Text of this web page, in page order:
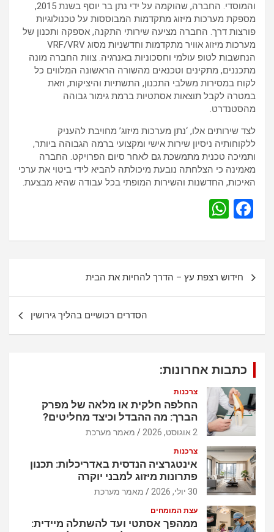
והמוסדי. החברה, שהוקמה על ידי נתן בר יוסף בשנת 2015,
מספקת מערכות מיזוג מתקדמות המבוססות על טכנולוגיות
פורצות דרך. החברה מציעה שירותי התקנה, אספקה ותכנון של
מערכות מיזוג אוויר מתקדמות וחדשניות מסוג VRF/VRV
הנחשבות לטופ עולמי וחסכוניות באנרגיה. צוות החברה מונה
מתכננים, מתקינים וטכנאים מהשורה הראשונה המלווים כל
לקוח במסירות משלבי התכנון, התשתיות והיציקות, וזאת
במטרה לקבל תוצאות אסתטיות ברמת גימור גבוהה
מהסטנדרט.
לצד שירותים אלו, ‘נתן מערכות מיזוג’ מחויבת להעניק
ללקוחותיה ניסיון שירות אישי ומקצועי ברמה הגבוהה ביותר,
ותמיכה טכנית מתמשכת גם לאחר סיום הפרויקט. החברה
מאמינה כי הצלחתה נובעת מיכולתה להביא לידי ביטוי את ערכי
האיכות, החדשנות והשירות המופתי בכל עבודה שהיא מבצעת.
F
ce
o
at
A
חידוש רצפת עץ – הדרך להחיות את הבית
הסדרים רכושיים בהליך גירושין
כתבות אחרונות:
צרכנות
החלפה חלקית או מלאה של מפרק
הברך: מה ההבדל וכיצד מחליטים?
2 אוגוסט, 2026 מאמר מערכת
צרכנות
אינטגרציה הנדסית באדריכלות: תכנון
פתרונות מיזוג למבני יוקרה
30 יולי, 2026 מאמר מערכת
עצת המומחים
ממהפך אסתטי ועד להשתלה מיידית: